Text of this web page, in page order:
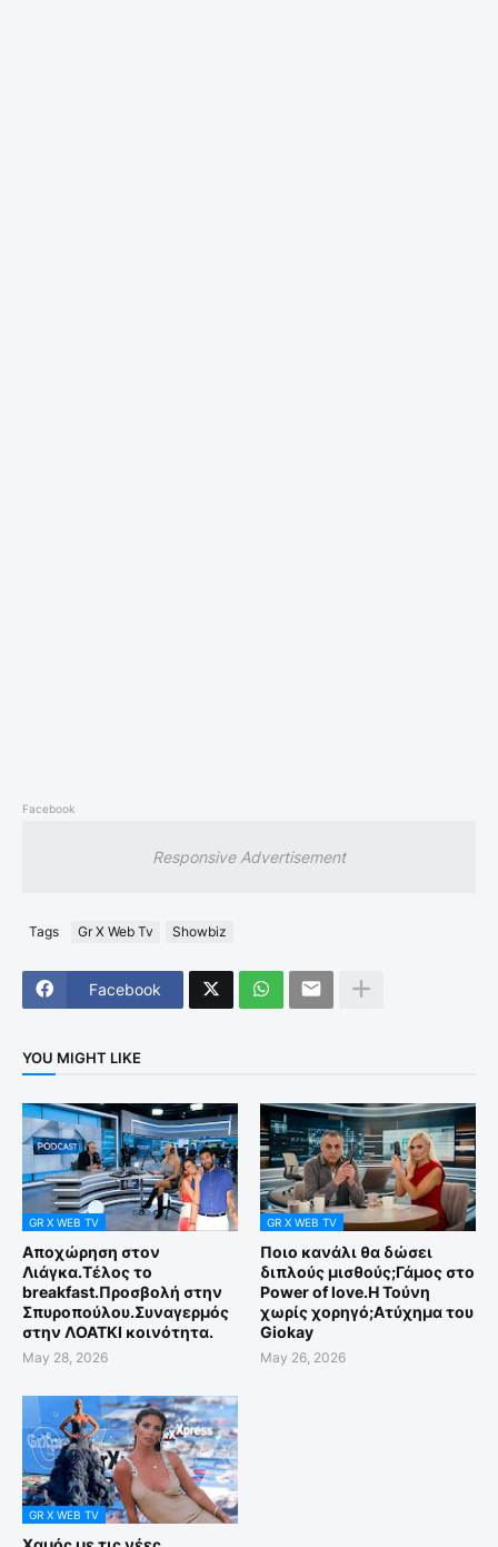
Facebook
Responsive Advertisement
Tags Gr X Web Tv Showbiz
Facebook
YOU MIGHT LIKE
GR X WEB TV
Αποχώρηση στον
Λιάγκα.Τέλος το
breakfast.Προσβολή στην
Σπυροπούλου.Συναγερμός
στην ΛΟΑΤΚΙ κοινότητα.
May 28, 2026
GR X WEB TV
Ποιο κανάλι θα δώσει
διπλούς μισθούς;Γάμος στο
Power of love.Η Τούνη
χωρίς χορηγό;Aτύχημα του
Giokay
May 26, 2026
GR X WEB TV